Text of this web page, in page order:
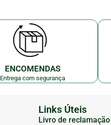
ENCOMENDAS
Entrega com segurança
Links Úteis
Livro de reclamação